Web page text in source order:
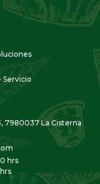
Servicio
7980037 La Cisterna
hrs